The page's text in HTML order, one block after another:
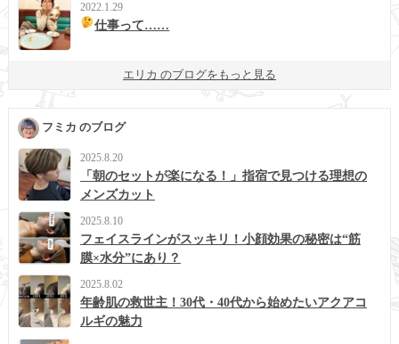
2022.1.29
仕事って……
エリカ のブログをもっと見る
フミカ のブログ
2025.8.20
「朝のセットが楽になる！」指宿で見つける理想の
メンズカット
2025.8.10
フェイスラインがスッキリ！小顔効果の秘密は“筋
膜×水分”にあり？
2025.8.02
年齢肌の救世主！30代・40代から始めたいアクアコ
ルギの魅力